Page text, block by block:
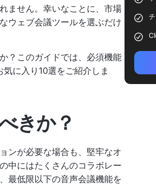
ません。幸いなことに、市場
ウェブ会議ツールを選ぶだけ
？このガイドでは、必須機能
に入り10選をご紹介しま
きか？
ンが必要な場合も、堅牢なオ
中にはたくさんのコラボレー
最低限以下の音声会議機能を